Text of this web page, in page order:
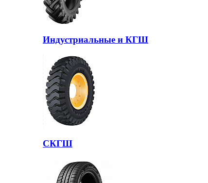
Индустриальные и КГШ
СКГШ